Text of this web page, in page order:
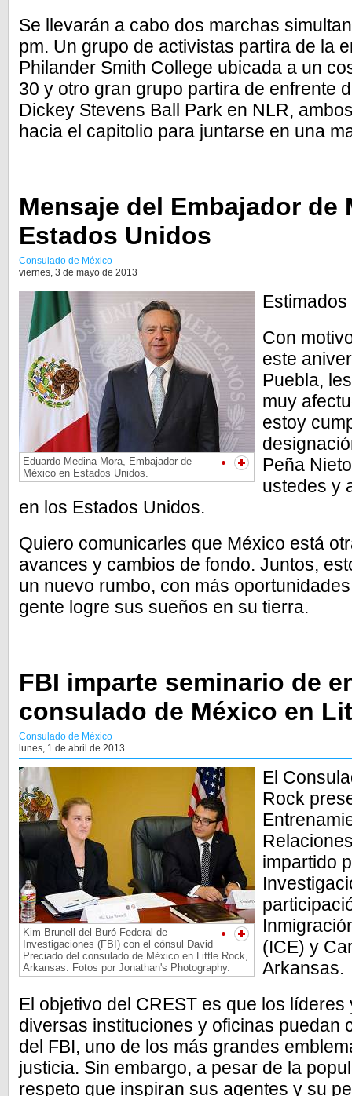
Se llevarán a cabo dos marchas
pm. Un grupo de activistas partira de la
Philander Smith College ubicada a un
30 y otro gran grupo partira de enfrente
Dickey Stevens Ball Park en NLR,
hacia el capitolio para juntarse en una
Mensaje del Embajador de
Estados Unidos
Consulado de México
viernes, 3 de mayo de 2013
Eduardo Medina Mora, Embajador de
México en Estados Unidos.
Con
este
Puebla,
muy
estoy
Peña
ustedes y
en los Estados Unidos.
Quiero comunicarles que México está
avances y cambios de fondo. Juntos,
un nuevo rumbo, con más
gente logre sus sueños en su tierra.
FBI imparte seminario de
consulado de México en
Consulado de México
lunes, 1 de abril de 2013
Kim Brunell del Buró Federal de
Investigaciones (FBI) con el cónsul David
Preciado del consulado de México en Little Rock,
Arkansas. Fotos por Jonathan's Photography.
El
Rock
impartido
(ICE) y
Arkansas.
El objetivo del CREST es que los
diversas instituciones y oficinas puedan
del FBI, uno de los más grandes
justicia. Sin embargo, a pesar de la
respeto que inspiran sus agentes y su